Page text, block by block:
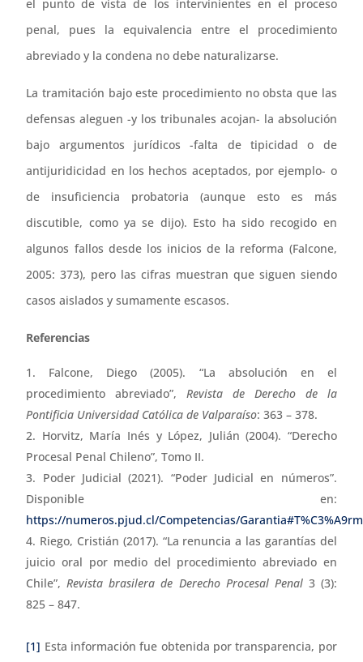
el punto de vista de los intervinientes en el proceso
penal, pues la equivalencia entre el procedimiento
abreviado y la condena no debe naturalizarse.
La tramitación bajo este procedimiento no obsta que las
defensas aleguen -y los tribunales acojan- la absolución
bajo argumentos jurídicos -falta de tipicidad o de
antijuridicidad en los hechos aceptados, por ejemplo- o
de insuficiencia probatoria (aunque esto es más
discutible, como ya se dijo). Esto ha sido recogido en
algunos fallos desde los inicios de la reforma (Falcone,
2005: 373), pero las cifras muestran que siguen siendo
casos aislados y sumamente escasos.
Referencias
Falcone, Diego (2005). “La absolución en el
procedimiento abreviado”,Revista de Derecho de la
Pontificia Universidad Católica de Valparaíso: 363 – 378.
Horvitz, María Inés y López, Julián (2004). “Derecho
Procesal Penal Chileno”, Tomo II.
Poder Judicial (2021). “Poder Judicial en números”.
Disponible en:
https://numeros.pjud.cl/Competencias/
Riego, Cristián (2017). “La renuncia a las garantías del
juicio oral por medio del procedimiento abreviado en
Chile”,Revista brasilera de Derecho Procesal Penal3 (3):
825 – 847.
[1] Esta información fue obtenida por transparencia, por